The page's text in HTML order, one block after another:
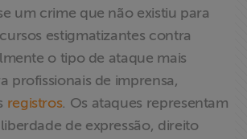
um crime que não existiu para
estigmatizantes contra
o tipo de ataque mais
profissionais de imprensa,
registros. Os ataques representam
de expressão, direito